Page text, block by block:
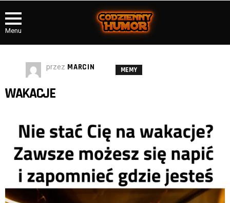
Menu
przez MARCIN MEMY
WAKACJE